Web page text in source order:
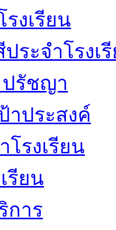
งเรียน
ระจำโรงเ
รัชญา
าประสงค์
โรงเรียน
รียน
การ